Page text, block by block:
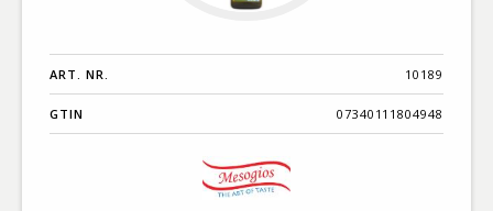
ART. NR. 10189
GTIN 07340111804948